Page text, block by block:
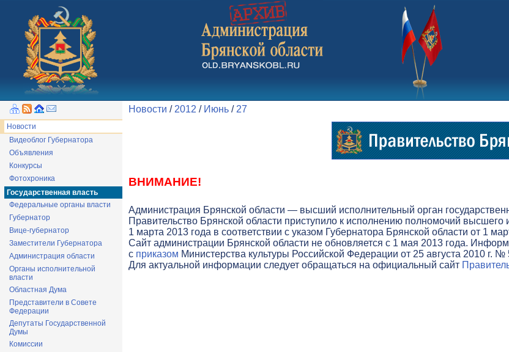
Новости
Видеоблог Губернатора
Объявления
Конкурсы
Фотохроника
Государственная власть
Федеральные органы власти
Губернатор
Вице-губернатор
Заместители Губернатора
Администрация области
Органы исполнительной
власти
Областная Дума
Представители в Совете
Федерации
Депутаты Государственной
Думы
Комиссии
Новости / 2012 / Июнь / 27
ВНИМАНИЕ!
Администрация Брянской области — высший исполнительный орган
Правительство Брянской области приступило к исполнению полномочий высшего
1 марта 2013 года в соответствии с указом Губернатора Брянской области от 1
Cайт администрации Брянской области не обновляется с 1 мая 2013 года.
с приказом Министерства культуры Российской Федерации от 25 августа 2010 г. №
Для актуальной информации следует обращаться на официальный сайт